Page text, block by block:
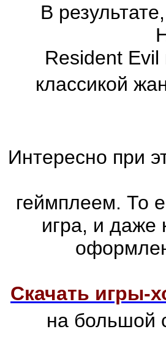
В
Resident Evil
классикой
Интересно при
геймплеем. То
игра, и даже
Скачать игры-
на большой